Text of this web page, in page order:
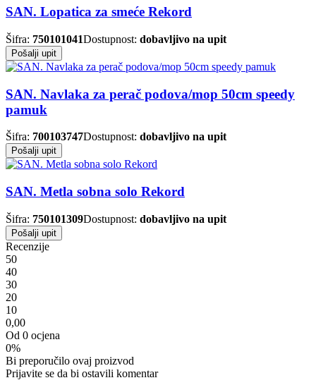
SAN. Lopatica za smeće Rekord
Šifra: 750101041Dostupnost: dobavljivo na upit
Pošalji upit
SAN. Navlaka za perač podova/mop 50cm speedy
pamuk
Šifra: 700103747Dostupnost: dobavljivo na upit
Pošalji upit
SAN. Metla sobna solo Rekord
Šifra: 750101309Dostupnost: dobavljivo na upit
Pošalji upit
Recenzije
50
40
30
20
10
0,00
Od 0 ocjena
0%
Bi preporučilo ovaj proizvod
Prijavite se da bi ostavili komentar